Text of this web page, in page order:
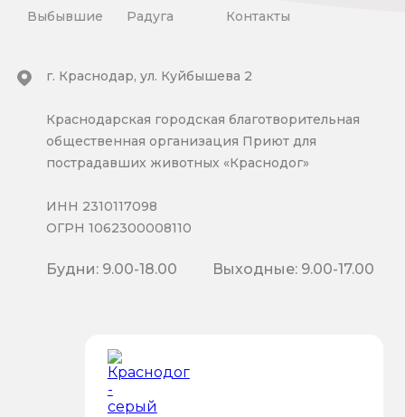
Выбывшие Радуга Контакты
г. Краснодар, ул. Куйбышева 2
Краснодарская городская благотворительная
общественная организация Приют для
пострадавших животных «Краснодог»
ИНН 2310117098
ОГРН 1062300008110
Будни: 9.00-18.00 Выходные: 9.00-17.00